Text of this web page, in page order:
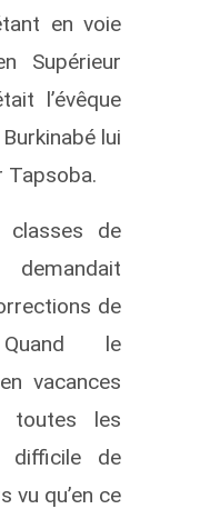
en voie
Supérieur
l’évêque
lui
Tapsoba.
classes de
de
le
vacances
toutes les
difficile de
vu qu’en ce